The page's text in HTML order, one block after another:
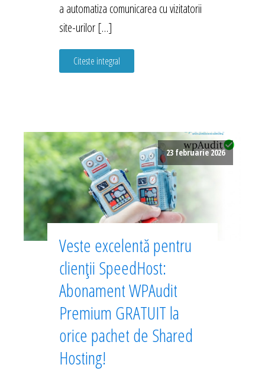
a automatiza comunicarea cu vizitatorii
site-urilor […]
Citeste integral
23 februarie 2026
Veste excelentă pentru
clienții SpeedHost:
Abonament WPAudit
Premium GRATUIT la
orice pachet de Shared
Hosting!